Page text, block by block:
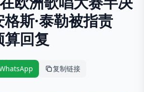
斯·泰勒被指责
算回复
复制链接